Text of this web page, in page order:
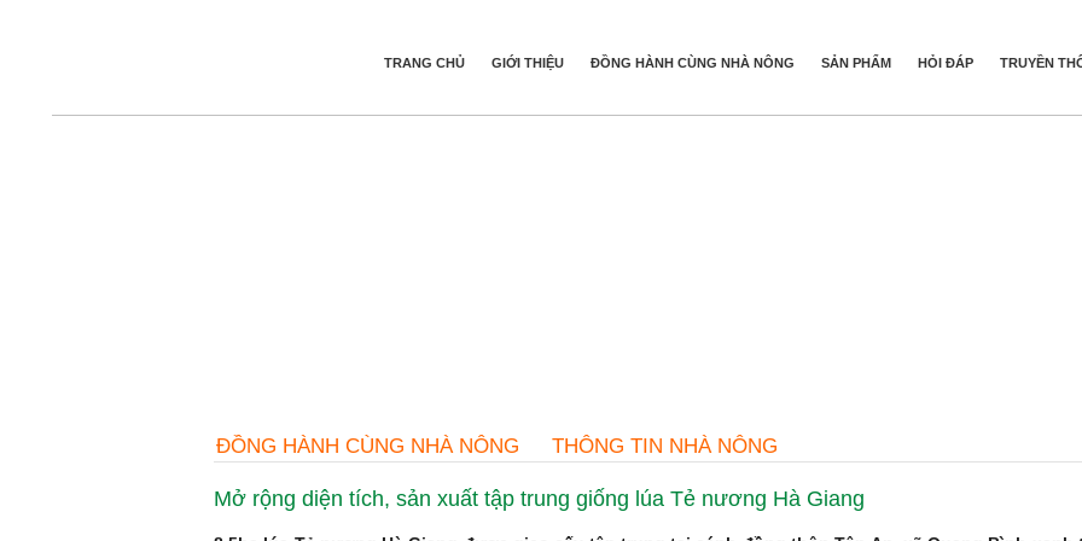
TRANG CHỦ GIỚI THIỆU ĐỒNG HÀNH CÙNG NHÀ NÔNG SẢN PHẨM HỎI ĐÁP TRUYỀN
ĐỒNG HÀNH CÙNG NHÀ NÔNG THÔNG TIN NHÀ NÔNG
Mở rộng diện tích, sản xuất tập trung giống lúa Tẻ nương Hà Giang